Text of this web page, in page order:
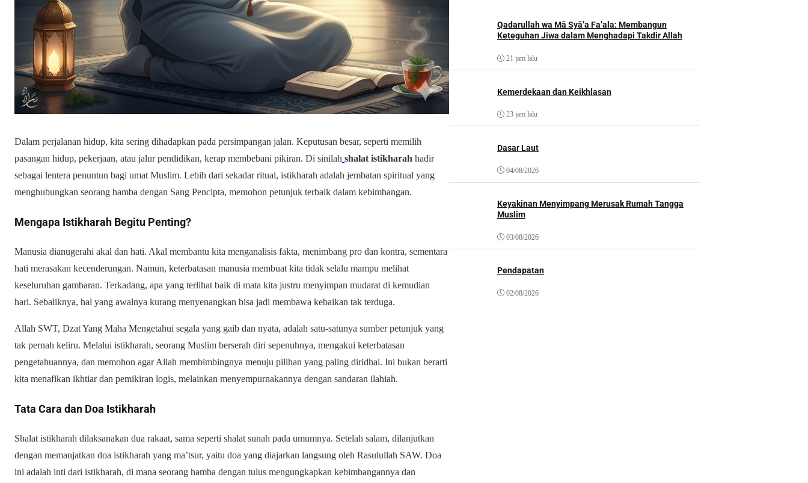
Dalam perjalanan hidup, kita sering dihadapkan pada persimpangan jalan. Keputusan besar, seperti memilih
pasangan hidup, pekerjaan, atau jalur pendidikan, kerap membebani pikiran. Di sinilah shalat istikharah hadir
sebagai lentera penuntun bagi umat Muslim. Lebih dari sekadar ritual, istikharah adalah jembatan spiritual yang
menghubungkan seorang hamba dengan Sang Pencipta, memohon petunjuk terbaik dalam kebimbangan.
Mengapa Istikharah Begitu Penting?
Manusia dianugerahi akal dan hati. Akal membantu kita menganalisis fakta, menimbang pro dan kontra, sementara
hati merasakan kecenderungan. Namun, keterbatasan manusia membuat kita tidak selalu mampu melihat
keseluruhan gambaran. Terkadang, apa yang terlihat baik di mata kita justru menyimpan mudarat di kemudian
hari. Sebaliknya, hal yang awalnya kurang menyenangkan bisa jadi membawa kebaikan tak terduga.
Allah SWT, Dzat Yang Maha Mengetahui segala yang gaib dan nyata, adalah satu-satunya sumber petunjuk yang
tak pernah keliru. Melalui istikharah, seorang Muslim berserah diri sepenuhnya, mengakui keterbatasan
pengetahuannya, dan memohon agar Allah membimbingnya menuju pilihan yang paling diridhai. Ini bukan berarti
kita menafikan ikhtiar dan pemikiran logis, melainkan menyempurnakannya dengan sandaran ilahiah.
Tata Cara dan Doa Istikharah
Shalat istikharah dilaksanakan dua rakaat, sama seperti shalat sunah pada umumnya. Setelah salam, dilanjutkan
dengan memanjatkan doa istikharah yang ma’tsur, yaitu doa yang diajarkan langsung oleh Rasulullah SAW. Doa
ini adalah inti dari istikharah, di mana seorang hamba dengan tulus mengungkapkan kebimbangannya dan
Qadarullah wa Mā Syā’a Fa’ala: Membangun
Keteguhan Jiwa dalam Menghadapi Takdir Allah
21 jam lalu
Kemerdekaan dan Keikhlasan
23 jam lalu
Dasar Laut
04/08/2026
Keyakinan Menyimpang Merusak Rumah Tangga
Muslim
03/08/2026
Pendapatan
02/08/2026